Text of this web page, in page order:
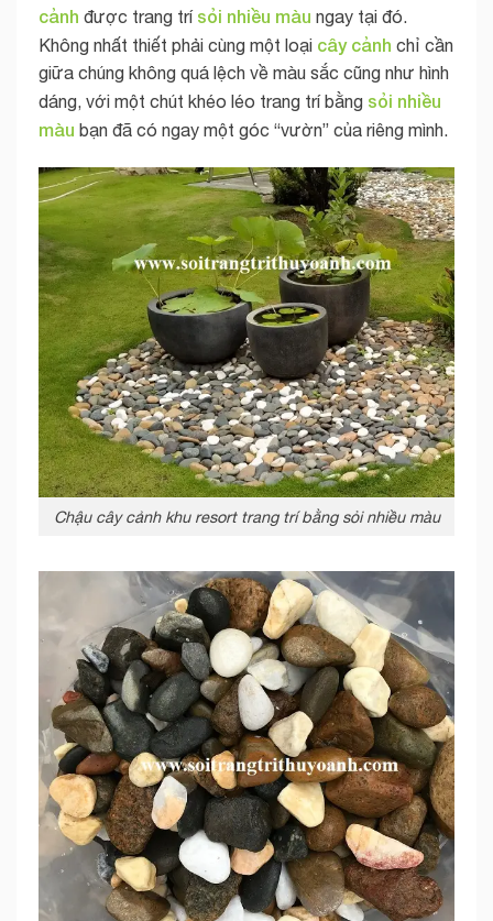
cảnh được trang trí sỏi nhiều màu ngay tại đó.
Không nhất thiết phải cùng một loại cây cảnh chỉ cần
giữa chúng không quá lệch về màu sắc cũng như hình
dáng, với một chút khéo léo trang trí bằng sỏi nhiều
màu bạn đã có ngay một góc “vườn” của riêng mình.
Chậu cây cảnh khu resort trang trí bằng sỏi nhiều màu